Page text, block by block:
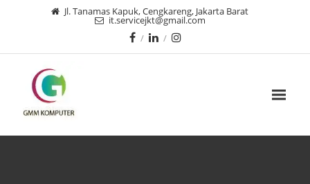
Jl. Tanamas Kapuk, Cengkareng, Jakarta Barat
it.servicejkt@gmail.com